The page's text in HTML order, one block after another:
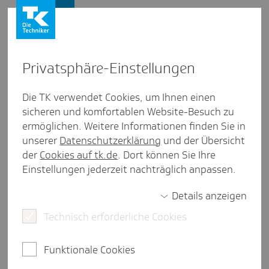
Daten­schutz­er­klä­rung der TK-
App gültig bis Version 6.14.0
zukünftig diverse Services und Angebote, wie
etwa das Verschicken einer Krankmeldung, auch
Datenschutzerklärung bezieht sich ausschließlich
auf die Nutzung der TK-App.
mehr als 10 Minuten Lesezeit
Presse und Politik Datenschutz und Informationsfreiheit
Privat­sphäre-Einstel­lungen
Die TK verwendet Cookies, um Ihnen einen
sicheren und komfortablen Website-Besuch zu
ermöglichen. Weitere Informationen finden Sie in
unserer Datenschutzerklärung und der Übersicht
der Cookies auf tk.de. Dort können Sie Ihre
Einstellungen jederzeit nachträglich anpassen.
Details anzeigen
Technisch erforderliche Cookies
Funktionale Cookies